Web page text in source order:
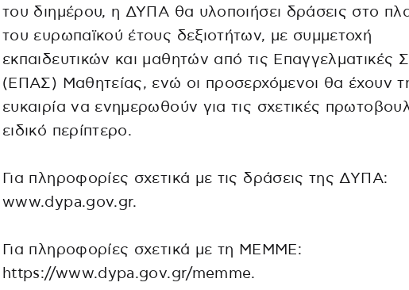
του διημέρου, η ΔΥΠΑ θα υλοποιήσει δράσεις στο
του ευρωπαϊκού έτους δεξιοτήτων, με συμμετοχή
εκπαιδευτικών και μαθητών από τις Επαγγελματικές
(ΕΠΑΣ) Μαθητείας, ενώ οι προσερχόμενοι θα έχουν
ευκαιρία να ενημερωθούν για τις σχετικές
ειδικό περίπτερο.
Για πληροφορίες σχετικά με τις δράσεις της ΔΥΠΑ:
www.dypa.gov.gr.
Για πληροφορίες σχετικά με τη ΜΕΜΜΕ:
https://www.dypa.gov.gr/memme.